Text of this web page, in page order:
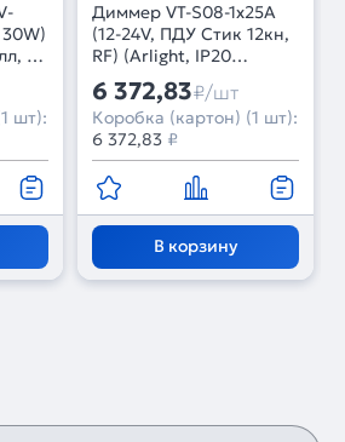
3
шт):
Диммер VT-S08-1x25A
(12-24V, ПДУ Стик 12кн,
RF) (Arlight, IP20
Металл, 3 года)
6 372,83₽/шт
Коробка (картон) (1 шт):
6 372,83 ₽
В корзину